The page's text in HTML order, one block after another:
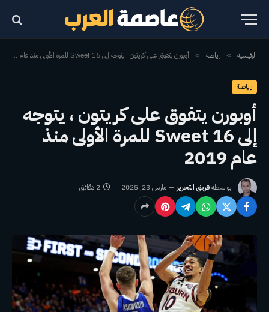
الرئيسية » رياضة » أوبورن يتفوق على كريتون ، يتوجه إلى Sweet 16 للمرة الأولى منذ عام 2019
رياضة
أوبورن يتفوق على كريتون ، يتوجه
إلى Sweet 16 للمرة الأولى منذ
عام 2019
بواسطةفريق التحرير مارس 23, 2025 2 دقائق